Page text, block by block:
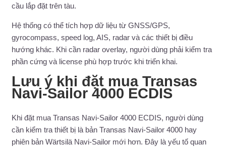
cầu lắp đặt trên tàu.
Hệ thống có thể tích hợp dữ liệu từ GNSS/GPS,
gyrocompass, speed log, AIS, radar và các thiết bị điều
hướng khác. Khi cần radar overlay, người dùng phải kiểm tra
phần cứng và license phù hợp trước khi triển khai.
Lưu ý khi đặt mua Transas
Navi-Sailor 4000 ECDIS
Khi đặt mua Transas Navi-Sailor 4000 ECDIS, người dùng
cần kiểm tra thiết bị là bản Transas Navi-Sailor 4000 hay
phiên bản Wärtsilä Navi-Sailor mới hơn. Đây là yếu tố quan